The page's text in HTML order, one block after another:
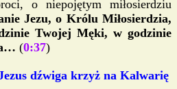
o niepojętym miłosierdziu
Jezu, o Królu Miłosierdzia,
Twojej Męki, w godzinie
(0:37)
dźwiga krzyż na Kalwarię